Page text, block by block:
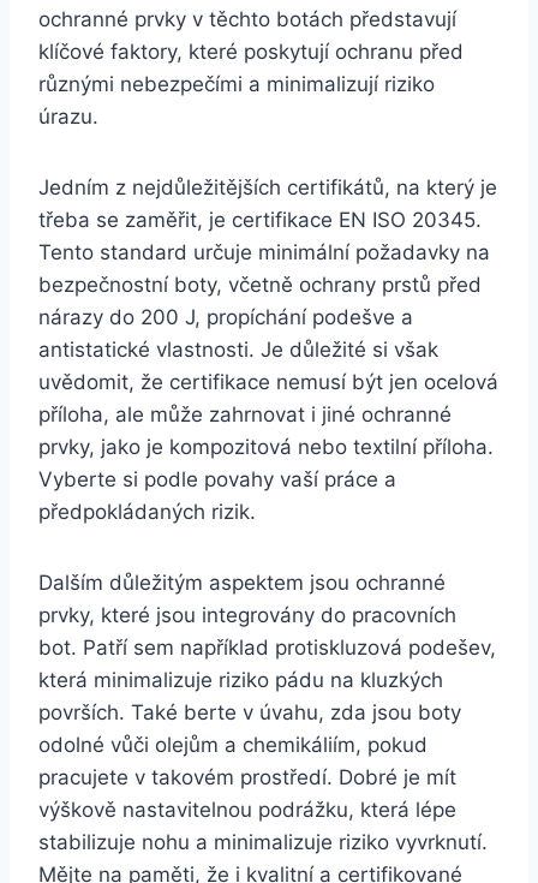
ochranné prvky ‍v těchto botách představují
klíčové faktory, které ‌poskytují ochranu ⁢před
různými nebezpečími‌ a‌ minimalizují riziko
úrazu.
Jedním z ⁤nejdůležitějších ‍certifikátů, na který je
třeba se zaměřit, je ​certifikace EN ISO 20345.
Tento⁤ standard určuje minimální požadavky na
‌bezpečnostní boty, včetně ochrany ⁤prstů před
⁣nárazy do 200 J, ⁤propíchání‌ podešve a⁤
antistatické vlastnosti. Je důležité si však
⁣uvědomit, že ⁣certifikace ⁤nemusí být⁣ jen‍ ocelová
příloha, ale‍ může zahrnovat i ‍jiné‍ ochranné⁣
prvky,⁢ jako ⁣je kompozitová nebo ⁣textilní příloha.
Vyberte⁣ si podle povahy ​vaší práce a
⁢předpokládaných rizik.
Dalším důležitým‌ aspektem jsou ‍ochranné
prvky, které jsou integrovány do pracovních
bot. Patří sem například protiskluzová podešev,
která ​minimalizuje riziko pádu⁢ na kluzkých⁢
površích.⁣ Také berte v ⁢úvahu,‌ zda jsou⁣ boty
odolné vůči ⁤olejům ‌a ⁣chemikáliím, ‍pokud
pracujete⁤ v takovém prostředí. ‌Dobré⁢ je mít
výškově nastavitelnou podrážku, která lépe
⁣stabilizuje nohu a minimalizuje‌ riziko vyvrknutí.
Mějte na paměti, že i kvalitní a certifikované